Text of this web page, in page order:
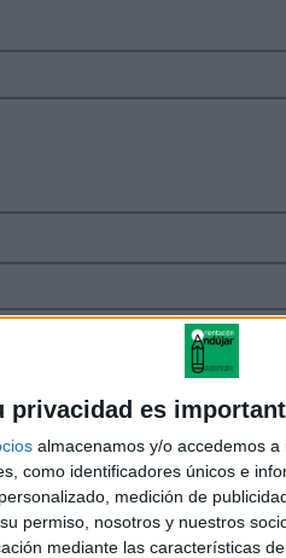
privacidad es
almacenamos y/o accedemos
como identificadores únicos e
medición de
permiso, nosotros y nuestros
mediante las características